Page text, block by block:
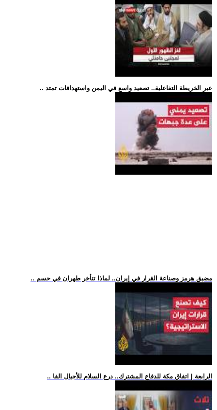
.. عبر الخريطة التفاعلية.. تصعيد واسع في اليمن واستهدافات تمتد
.. مضيق هرمز وصناعة القرار في إيران.. لماذا تتأخر طهران في حسم
.. الرابعة | اتفاق مكة للدفاع المشترك.. درع السلام للأجيال القا